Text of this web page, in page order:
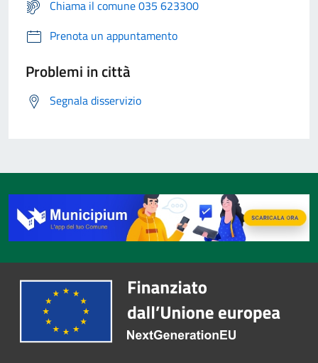
Chiama il comune 035 623300
Prenota un appuntamento
Problemi in città
Segnala disservizio